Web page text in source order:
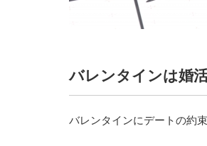
バレンタインは婚
バレンタインにデートの約